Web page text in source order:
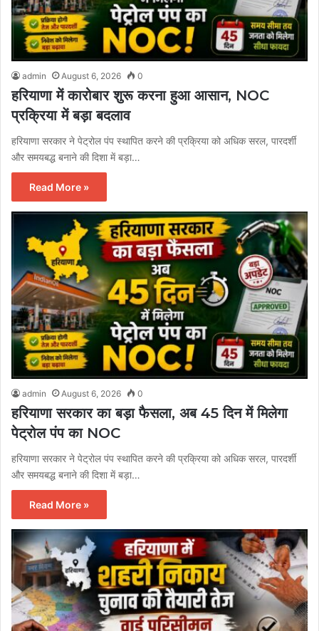
admin August 6, 2026 0
हरियाणा में कारोबार शुरू करना हुआ आसान, NOC
प्रक्रिया में बड़ा बदलाव
हरियाणा सरकार ने पेट्रोल पंप स्थापित करने की प्रक्रिया को अधिक सरल, पारदर्शी
और समयबद्ध बनाने की दिशा में बड़ा…
Read More »
admin August 6, 2026 0
हरियाणा सरकार का बड़ा फैसला, अब 45 दिन में मिलेगा
पेट्रोल पंप का NOC
हरियाणा सरकार ने पेट्रोल पंप स्थापित करने की प्रक्रिया को अधिक सरल, पारदर्शी
और समयबद्ध बनाने की दिशा में बड़ा…
Read More »